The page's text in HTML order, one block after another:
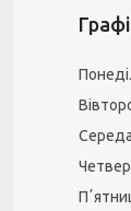
Середа
Четвер